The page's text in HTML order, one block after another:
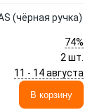
(чёрная ручка)
74%
2 шт.
11 - 14 августа
В корзину